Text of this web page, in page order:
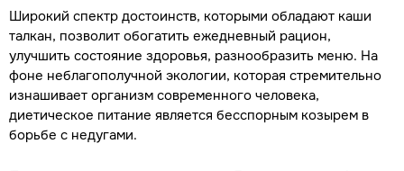
Широкий спектр достоинств, которыми обладают каши
талкан, позволит обогатить ежедневный рацион,
улучшить состояние здоровья, разнообразить меню. На
фоне неблагополучной экологии, которая стремительно
изнашивает организм современного человека,
диетическое питание является бесспорным козырем в
борьбе с недугами.